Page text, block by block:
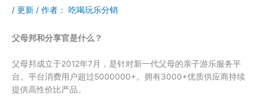
/ 更新 / 作者： 吃喝玩乐分销
父母邦和分享官是什么？
父母邦成立于2012年7月，是针对新一代父母的亲子游乐服务平
台。平台消费用户超过5000000+。拥有3000+优质供应商持续
提供高性价比产品。